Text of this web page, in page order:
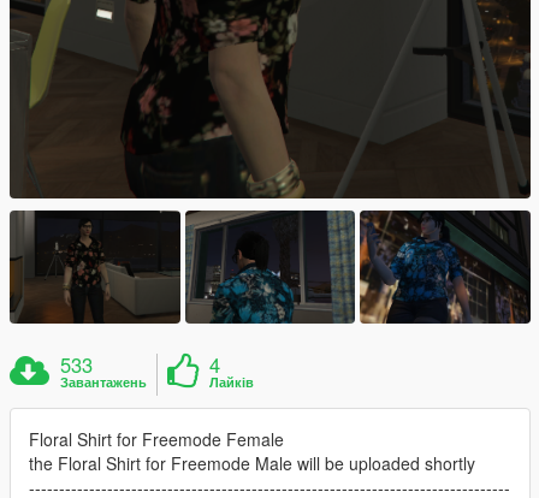
533
Завантажень
4
Лайків
Floral Shirt for Freemode Female
the Floral Shirt for Freemode Male will be uploaded shortly
--------------------------------------------------------------------------------